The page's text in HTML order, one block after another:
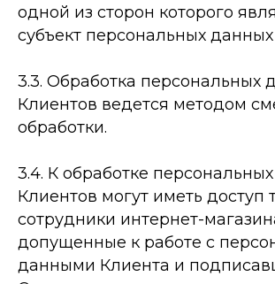
одной из сторон которого
субъект персональных
3.3. Обработка персональных
Клиентов ведется методом
обработки.
3.4. К обработке
Клиентов могут иметь доступ
сотрудники интернет-­
допущенные к работе с
данными Клиента и